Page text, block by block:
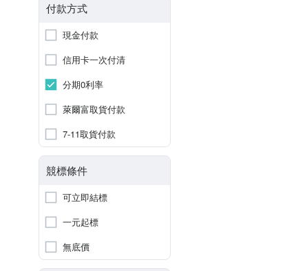
付款方式
現金付款
信用卡一次付清
分期0利率
萊爾富取貨付款
7-11取貨付款
競標條件
可立即結標
一元起標
無底價